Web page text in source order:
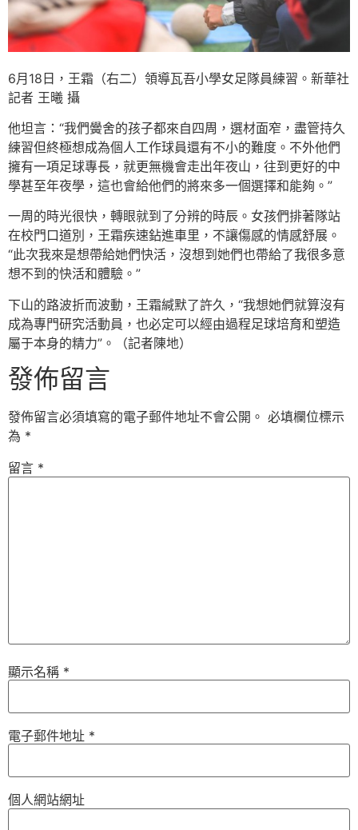
6月18日，王霜（右二）領導瓦吾小學女足隊員練習。新華社
記者 王曦 攝
他坦言：“我們黌舍的孩子都來自四周，選材面窄，盡管持久
練習但終極想成為個人工作球員還有不小的難度。不外他們
擁有一項足球專長，就更無機會走出年夜山，往到更好的中
學甚至年夜學，這也會給他們的將來多一個選擇和能夠。”
一周的時光很快，轉眼就到了分辨的時辰。女孩們排著隊站
在校門口道別，王霜疾速鉆進車里，不讓傷感的情感舒展。
“此次我來是想帶給她們快活，沒想到她們也帶給了我很多意
想不到的快活和體驗。”
下山的路波折而波動，王霜緘默了許久，“我想她們就算沒有
成為專門研究活動員，也必定可以經由過程足球培育和塑造
屬于本身的精力”。（記者陳地）
發佈留言
發佈留言必須填寫的電子郵件地址不會公開。 必填欄位標示
為 *
留言 *
顯示名稱 *
電子郵件地址 *
個人網站網址